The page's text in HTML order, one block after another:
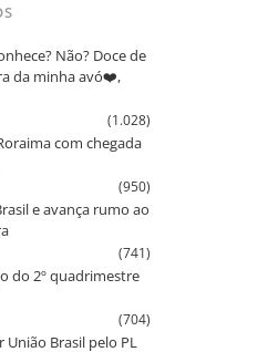
Não? Doce de
da minha avó❤️,
(1.028)
com chegada
(950)
e avança rumo ao
(741)
do 2º quadrimestre
(704)
Brasil pelo PL